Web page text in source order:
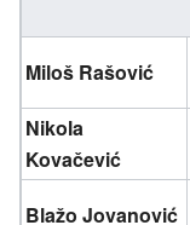
Miloš Rašović
Nikola
Kovačević
Blažo Jovanović